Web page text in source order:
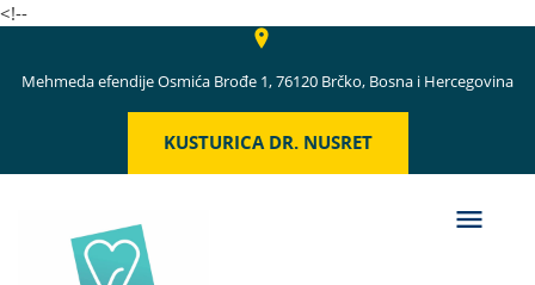
<!--
Mehmeda efendije Osmića Brođe 1, 76120 Brčko, Bosna i Hercegovina
KUSTURICA DR. NUSRET